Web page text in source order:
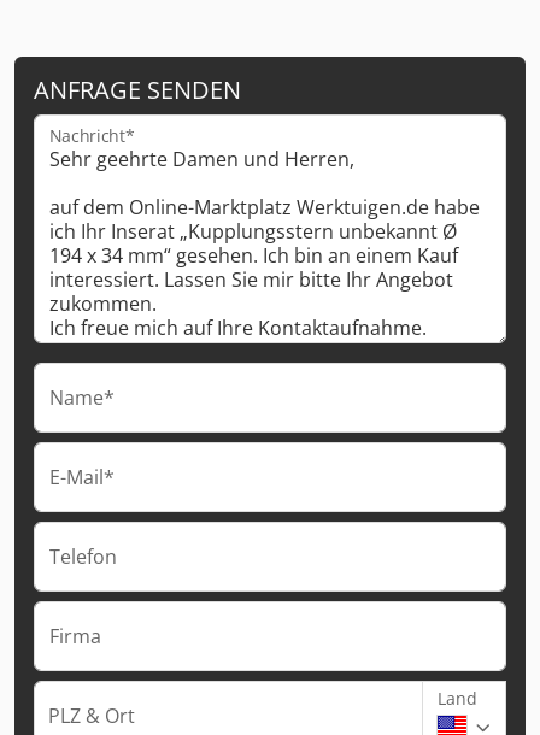
ANFRAGE SENDEN
Nachricht*
Name*
E-Mail*
Telefon
Firma
PLZ & Ort
Land